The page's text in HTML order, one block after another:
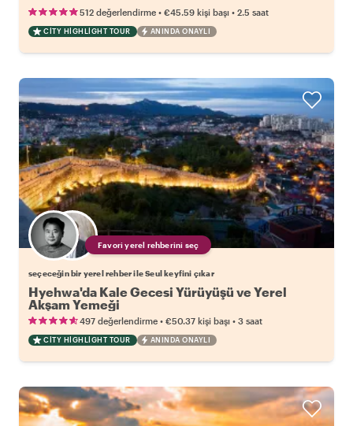
512 değerlendirme • €45.59 kişi başı • 2.5 saat
CITY HIGHLIGHT TOUR ANINDA ONAYLI
Favori yerel rehberini seç
seçeceğin bir yerel rehber ile Seul keyfini çıkar
Hyehwa'da Kale Gecesi Yürüyüşü ve Yerel
Akşam Yemeği
497 değerlendirme • €50.37 kişi başı • 3 saat
CITY HIGHLIGHT TOUR ANINDA ONAYLI